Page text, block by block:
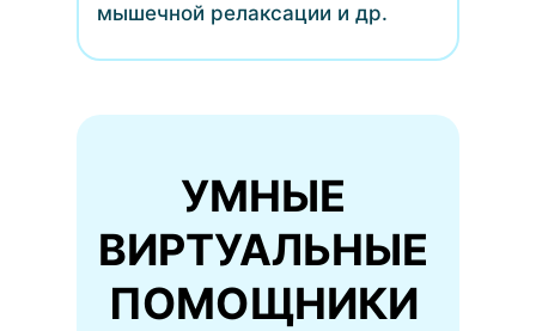
мышечной релаксации и др.
УМНЫЕ
ВИРТУАЛЬНЫЕ
ПОМОЩНИКИ